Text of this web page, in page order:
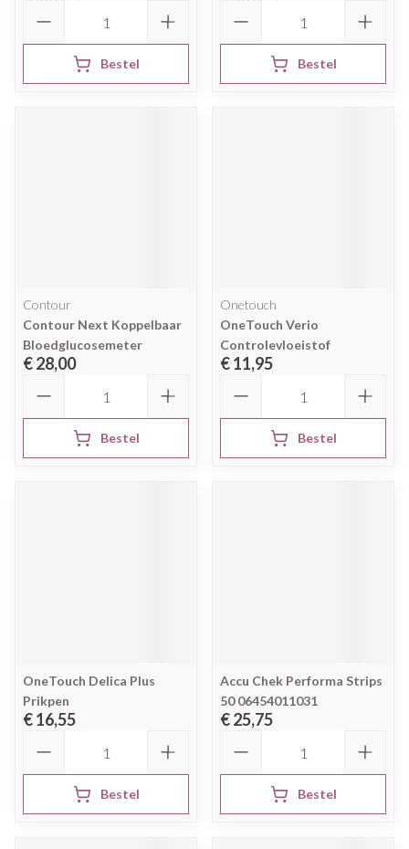
Bestel Bestel
Contour
Contour Next Koppelbaar
Bloedglucosemeter
€ 28,00
Bestel
Onetouch
OneTouch Verio
Controlevloeistof
€ 11,95
Bestel
OneTouch Delica Plus
Prikpen
€ 16,55
Bestel
Accu Chek Performa Strips
50 06454011031
€ 25,75
Bestel